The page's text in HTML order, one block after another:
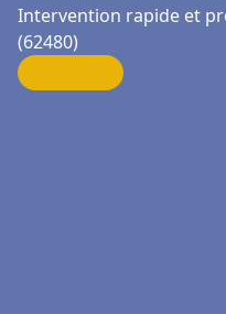
Intervention rapide et
(62480)